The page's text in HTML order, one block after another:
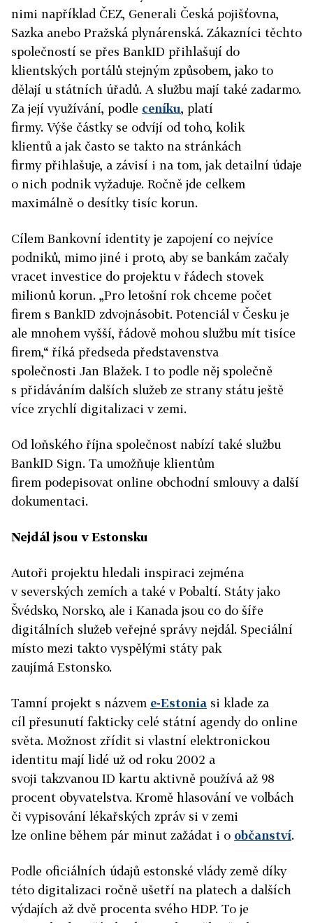
nimi například ČEZ, Generali Česká pojišťovna,
Sazka anebo Pražská plynárenská. Zákazníci těchto
společností se přes BankID přihlašují do
klientských portálů stejným způsobem, jako to
dělají u státních úřadů. A službu mají také zadarmo.
Za její využívání, podle ceníku, platí
firmy. Výše částky se odvíjí od toho, kolik
klientů a jak často se takto na stránkách
firmy přihlašuje, a závisí i na tom, jak detailní údaje
o nich podnik vyžaduje. Ročně jde celkem
maximálně o desítky tisíc korun.
Cílem Bankovní identity je zapojení co nejvíce
podniků, mimo jiné i proto, aby se bankám začaly
vracet investice do projektu v řádech stovek
milionů korun. „Pro letošní rok chceme počet
firem s BankID zdvojnásobit. Potenciál v Česku je
ale mnohem vyšší, řádově mohou službu mít tisíce
firem,“ říká předseda představenstva
společnosti Jan Blažek. I to podle něj společně
s přidáváním dalších služeb ze strany státu ještě
více zrychlí digitalizaci v zemi.
Od loňského října společnost nabízí také službu
BankID Sign. Ta umožňuje klientům
firem podepisovat online obchodní smlouvy a další
dokumentaci.
Nejdál jsou v Estonsku
Autoři projektu hledali inspiraci zejména
v severských zemích a také v Pobaltí. Státy jako
Švédsko, Norsko, ale i Kanada jsou co do šíře
digitálních služeb veřejné správy nejdál. Speciální
místo mezi takto vyspělými státy pak
zaujímá Estonsko.
Tamní projekt s názvem e-Estonia si klade za
cíl přesunutí fakticky celé státní agendy do online
světa. Možnost zřídit si vlastní elektronickou
identitu mají lidé už od roku 2002 a
svoji takzvanou ID kartu aktivně používá až 98
procent obyvatelstva. Kromě hlasování ve volbách
či vypisování lékařských zpráv si v zemi
lze online během pár minut zažádat i o občanství.
Podle oficiálních údajů estonské vlády země díky
této digitalizaci ročně ušetří na platech a dalších
výdajích až dvě procenta svého HDP. To je